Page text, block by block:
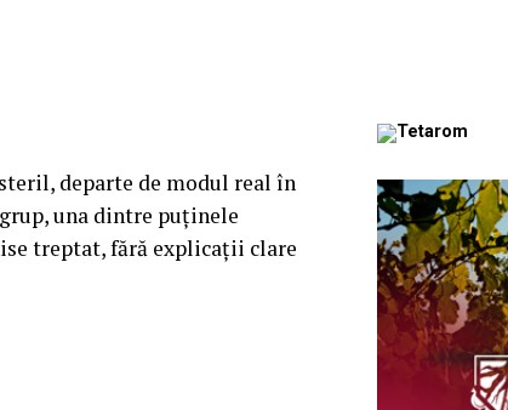
departe de modul real în
una dintre puținele
treptat, fără explicații clare